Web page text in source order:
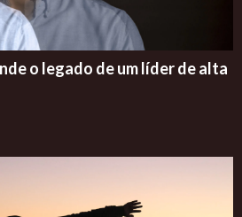
o legado de um líder de alta